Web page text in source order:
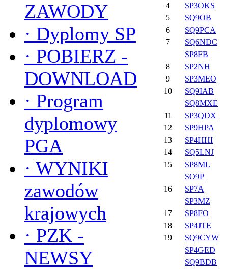
ZAWODY
· Dyplomy SP
· POBIERZ -
DOWNLOAD
· Program
dyplomowy
PGA
· WYNIKI
zawodów
krajowych
· PZK -
NEWSY
4
SP3OKS
5
SQ9OB
6
SQ9PCA
7
SQ6NDC
SP8FB
8
SP2NH
9
SP3MEO
10
SQ9IAB
SQ8MXE
11
SP3QDX
12
SP9HPA
13
SP4HHI
14
SQ5LNJ
15
SP8ML
SO9P
16
SP7A
SP3MZ
17
SP8FO
18
SP4JTE
19
SQ9CYW
SP4GED
SQ9BDB